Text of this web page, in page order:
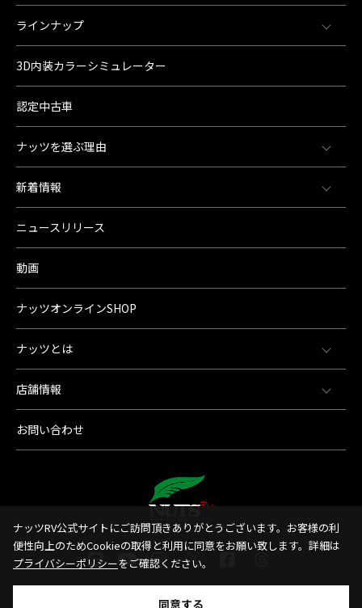
ラインナップ
3D内装カラーシミュレーター
認定中古車
ナッツを選ぶ理由
新着情報
ニュースリリース
動画
ナッツオンラインSHOP
ナッツとは
店舗情報
お問い合わせ
© 1998-2026 Nut'sRV Co,.LTD All Rights Reserved.
ナッツRV公式サイトにご訪問頂きありがとうございます。お客様の利
便性向上のためCookieの取得と利用に同意をお願い致します。詳細は
プライバシーポリシーをご確認ください。
同意する